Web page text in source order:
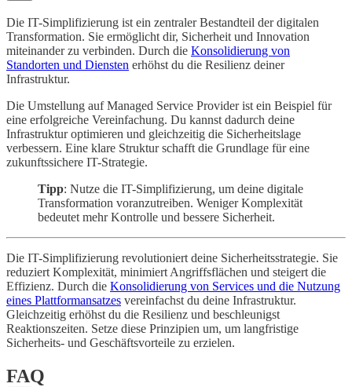
Die IT-Simplifizierung ist ein zentraler Bestandteil der digitalen
Transformation. Sie ermöglicht dir, Sicherheit und Innovation
miteinander zu verbinden. Durch die Konsolidierung von
Standorten und Diensten erhöhst du die Resilienz deiner
Infrastruktur.
Die Umstellung auf Managed Service Provider ist ein Beispiel für
eine erfolgreiche Vereinfachung. Du kannst dadurch deine
Infrastruktur optimieren und gleichzeitig die Sicherheitslage
verbessern. Eine klare Struktur schafft die Grundlage für eine
zukunftssichere IT-Strategie.
Tipp: Nutze die IT-Simplifizierung, um deine digitale
Transformation voranzutreiben. Weniger Komplexität
bedeutet mehr Kontrolle und bessere Sicherheit.
Die IT-Simplifizierung revolutioniert deine Sicherheitsstrategie. Sie
reduziert Komplexität, minimiert Angriffsflächen und steigert die
Effizienz. Durch die Konsolidierung von Services und die Nutzung
eines Plattformansatzes vereinfachst du deine Infrastruktur.
Gleichzeitig erhöhst du die Resilienz und beschleunigst
Reaktionszeiten. Setze diese Prinzipien um, um langfristige
Sicherheits- und Geschäftsvorteile zu erzielen.
FAQ